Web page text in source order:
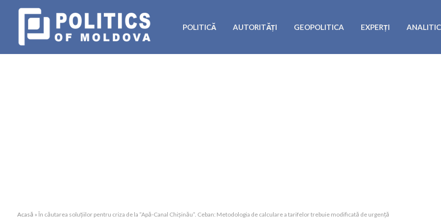
POLITICĂ AUTORITĂȚI GEOPOLITICA EXPERȚI
Acasă » În căutarea soluțiilor pentru criza de la ”Apă-Canal Chișinău”. Ceban: Metodologia de calculare a tarifelor trebuie modificată de urgență